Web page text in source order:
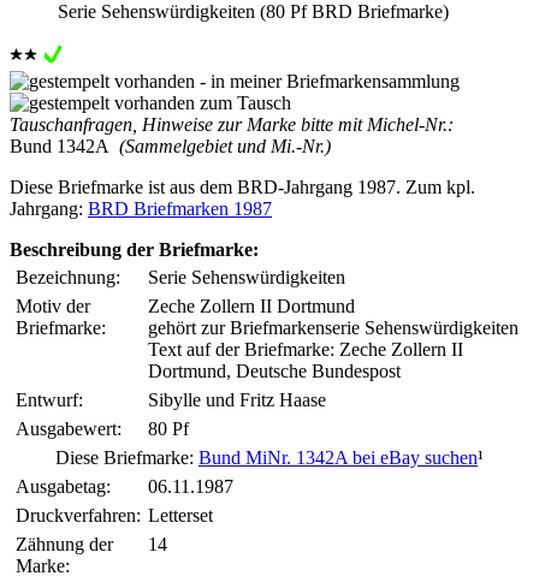
Serie Sehenswürdigkeiten (80 Pf BRD Briefmarke)
Tauschanfragen, Hinweise zur Marke bitte mit Michel-Nr.:
Bund 1342A (Sammelgebiet und Mi.-Nr.)
Diese Briefmarke ist aus dem BRD-Jahrgang 1987. Zum kpl.
Jahrgang: BRD Briefmarken 1987
Beschreibung der Briefmarke:
Bezeichnung:
Serie Sehenswürdigkeiten
Motiv der
Briefmarke:
Zeche Zollern II Dortmund
gehört zur Briefmarkenserie Sehenswürdigkeiten
Text auf der Briefmarke: Zeche Zollern II
Dortmund, Deutsche Bundespost
Entwurf:
Sibylle und Fritz Haase
Ausgabewert:
80 Pf
Diese Briefmarke: Bund MiNr. 1342A bei eBay suchen¹
Ausgabetag:
06.11.1987
Druckverfahren: Letterset
Zähnung der
Marke:
14